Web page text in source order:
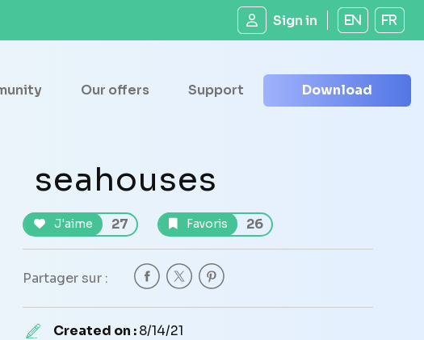
Sign in EN FR
Our offers Support Download
seahouses
J'aime 27 Favoris 26
Partager sur :
Created on :8/14/21